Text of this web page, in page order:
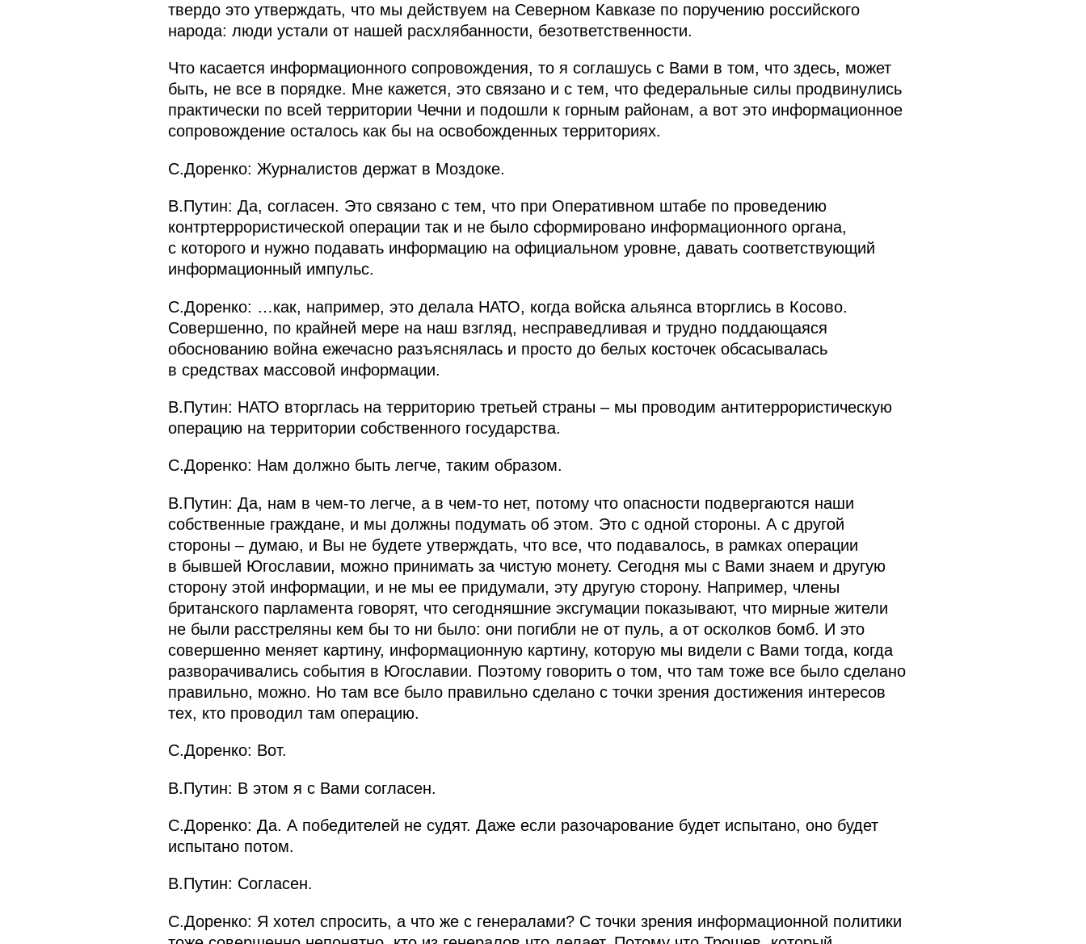
твердо это утверждать, что мы действуем на Северном Кавказе по поручению российского
народа: люди устали от нашей расхлябанности, безответственности.
Что касается информационного сопровождения, то я соглашусь с Вами в том, что здесь, может
быть, не все в порядке. Мне кажется, это связано и с тем, что федеральные силы продвинулись
практически по всей территории Чечни и подошли к горным районам, а вот это информационное
сопровождение осталось как бы на освобожденных территориях.
С.Доренко: Журналистов держат в Моздоке.
В.Путин: Да, согласен. Это связано с тем, что при Оперативном штабе по проведению
контртеррористической операции так и не было сформировано информационного органа,
с которого и нужно подавать информацию на официальном уровне, давать соответствующий
информационный импульс.
С.Доренко: …как, например, это делала НАТО, когда войска альянса вторглись в Косово.
Совершенно, по крайней мере на наш взгляд, несправедливая и трудно поддающаяся
обоснованию война ежечасно разъяснялась и просто до белых косточек обсасывалась
в средствах массовой информации.
В.Путин: НАТО вторглась на территорию третьей страны – мы проводим антитеррористическую
операцию на территории собственного государства.
С.Доренко: Нам должно быть легче, таким образом.
В.Путин: Да, нам в чем‑то легче, а в чем‑то нет, потому что опасности подвергаются наши
собственные граждане, и мы должны подумать об этом. Это с одной стороны. А с другой
стороны – думаю, и Вы не будете утверждать, что все, что подавалось, в рамках операции
в бывшей Югославии, можно принимать за чистую монету. Сегодня мы с Вами знаем и другую
сторону этой информации, и не мы ее придумали, эту другую сторону. Например, члены
британского парламента говорят, что сегодняшние эксгумации показывают, что мирные жители
не были расстреляны кем бы то ни было: они погибли не от пуль, а от осколков бомб. И это
совершенно меняет картину, информационную картину, которую мы видели с Вами тогда, когда
разворачивались события в Югославии. Поэтому говорить о том, что там тоже все было сделано
правильно, можно. Но там все было правильно сделано с точки зрения достижения интересов
тех, кто проводил там операцию.
С.Доренко: Вот.
В.Путин: В этом я с Вами согласен.
С.Доренко: Да. А победителей не судят. Даже если разочарование будет испытано, оно будет
испытано потом.
В.Путин: Согласен.
С.Доренко: Я хотел спросить, а что же с генералами? С точки зрения информационной политики